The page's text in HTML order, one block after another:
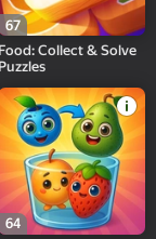
67
Food: Collect & Solve
Puzzles
64